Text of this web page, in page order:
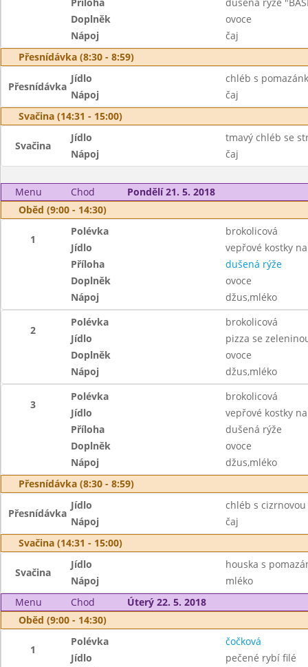
Doplněk
ovoce
Nápoj
čaj
Přesnídávka (8:30 - 8:59)
Přesnídávka
Jídlo
chléb s
Nápoj
čaj
Svačina (14:31 - 15:00)
Svačina
Jídlo
tmavý chléb se
Nápoj
čaj
Menu Chod
Pondělí 21. 5. 2018
Oběd (9:00 - 14:30)
1
Polévka
brokolicová
Jídlo
vepřové kostky
Příloha
dušená rýže
Doplněk
ovoce
Nápoj
džus,mléko
2
Polévka
brokolicová
Jídlo
pizza se
Doplněk
ovoce
Nápoj
džus,mléko
3
Polévka
brokolicová
Jídlo
vepřové kostky
Příloha
dušená rýže
Doplněk
ovoce
Nápoj
džus,mléko
Přesnídávka (8:30 - 8:59)
Přesnídávka
Jídlo
chléb s
Nápoj
čaj
Svačina (14:31 - 15:00)
Svačina
Jídlo
houska s
Nápoj
mléko
Menu
Chod
Úterý 22. 5. 2018
Oběd (9:00 - 14:30)
1
Polévka
čočková
Jídlo
pečené rybí filé